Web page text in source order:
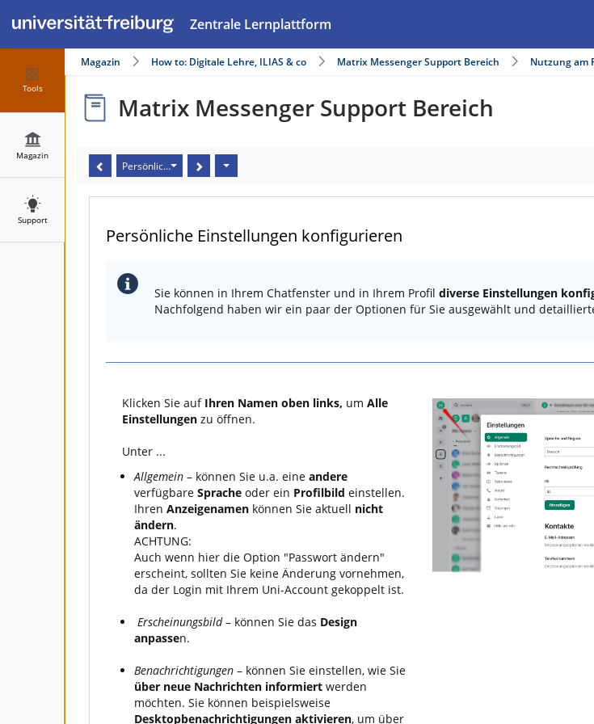
Zentrale Lernplattform
Tools
Magazin
Support
Magazin How to: Digitale Lehre, ILIAS & co Matrix Messenger Support Bereich Nutzung am
Matrix Messenger Support Bereich
Persönliche Einstellungen konfigurieren
Persönliche Einstellungen konfigurieren
Sie können in Ihrem Chatfenster und in Ihrem Profil diverse Einstellungen
Nachfolgend haben wir ein paar der Optionen für Sie ausgewählt und
Klicken Sie auf Ihren Namen oben links, um Alle
Einstellungen zu öffnen.
Unter ...
Allgemein – können Sie u.a. eine andere
verfügbare Sprache oder ein Profilbild einstellen.
Ihren Anzeigenamen können Sie aktuell nicht
ändern.
ACHTUNG:
Auch wenn hier die Option "Passwort ändern"
erscheint, sollten Sie keine Änderung vornehmen,
da der Login mit Ihrem Uni-Account gekoppelt ist.
Erscheinungsbild– können Sie das Design
anpassen.
Benachrichtigungen – können Sie einstellen, wie Sie
über neue Nachrichten informiert werden
möchten. Sie können beispielsweise
Desktopbenachrichtigungen aktivieren, um über